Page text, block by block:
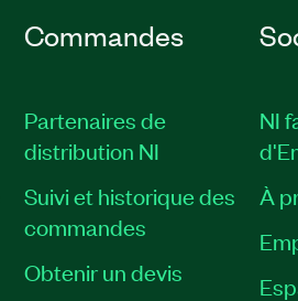
Commandes
Partenaires de
distribution NI
Suivi et historique des
commandes
Obtenir un devis
NI
À